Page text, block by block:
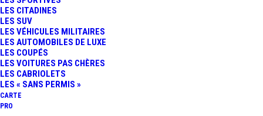
LES CITADINES
LES SUV
LES VÉHICULES MILITAIRES
LES AUTOMOBILES DE LUXE
LES COUPÉS
LES VOITURES PAS CHÈRES
LES CABRIOLETS
LES « SANS PERMIS »
CARTE
PRO